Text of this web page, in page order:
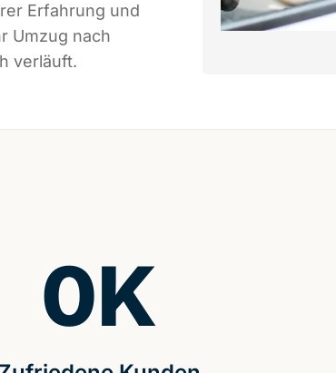
Erfahrung und
Umzug nach
verläuft.
0K